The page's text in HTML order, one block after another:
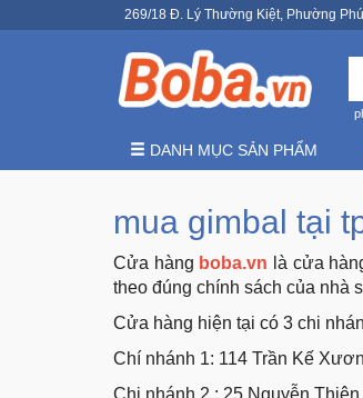
269/18 Đ. Lý Thường Kiệt, Phường
DANH MỤC SẢN PHẨM
mua gimbal tại
Cửa hàng boba.vn là cửa
theo đúng chính sách của nhà
Cửa hàng hiện tại có 3 chi
Chí nhánh 1: 114 Trần Kế
Chi nhánh 2 : 25 Nguyễn